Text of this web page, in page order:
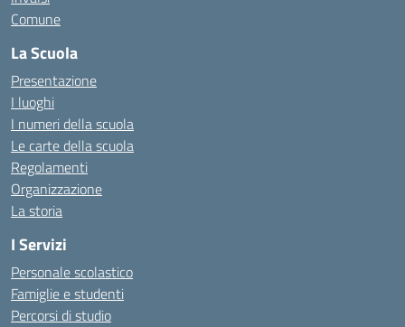
Comune
La Scuola
Presentazione
I luoghi
I numeri della scuola
Le carte della scuola
Regolamenti
Organizzazione
La storia
I Servizi
Personale scolastico
Famiglie e studenti
Percorsi di studio